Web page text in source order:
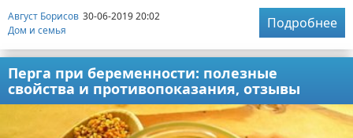
Август Борисов 30-06-2019 20:02
Дом и семья
Подробнее
Перга при беременности: полезные
свойства и противопоказания, отзывы